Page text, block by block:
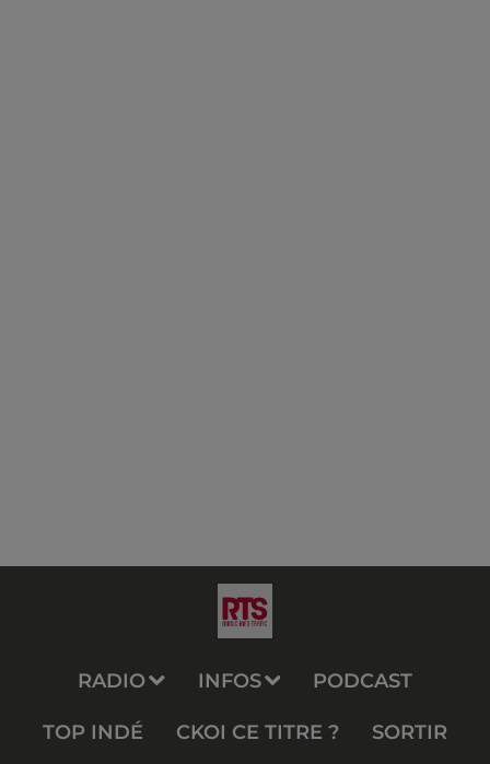
RADIO INFOS PODCAST
TOP INDÉ CKOI CE TITRE ? SORTIR